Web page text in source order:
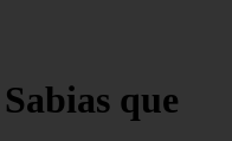
que